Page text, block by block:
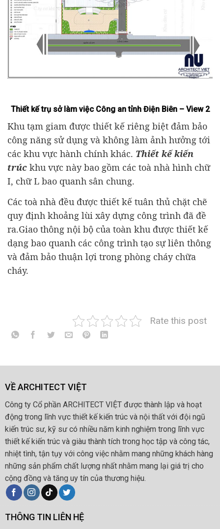
Thiết kế trụ sở làm việc Công an tỉnh Điện Biên – View 2
Khu tạm giam được thiết kế riêng biệt đảm bảo
công năng sử dụng và không làm ảnh hưởng tới
các khu vực hành chính khác. Thiết kế kiến
trúc khu vực này bao gồm các toà nhà hình chữ
I, chữ L bao quanh sân chung.
Các toà nhà đều được thiết kế tuân thủ chặt chẽ
quy định khoảng lùi xây dựng công trình đã đề
ra.Giao thông nội bộ của toàn khu được thiết kế
dạng bao quanh các công trình tạo sự liên thông
và đảm bảo thuận lợi trong phòng cháy chữa
cháy.
Rate this post
VỀ ARCHITECT VIỆT
Công ty Cổ phần ARCHITECT VIỆT được thành lập và hoạt
động trong lĩnh vực thiết kế kiến trúc và nội thất với đội ngũ
kiến trúc sư, kỹ sư có nhiều năm kinh nghiệm trong lĩnh vực
thiết kế kiến trúc và giàu thành tích trong học tập và công tác,
nhiệt tình, tận tụy với công việc nhằm mang những khách hàng
những sản phẩm chất lượng nhất nhằm mang lại giá trị cho
cộng đồng và tăng uy tín của thương hiệu.
THÔNG TIN LIÊN HỆ